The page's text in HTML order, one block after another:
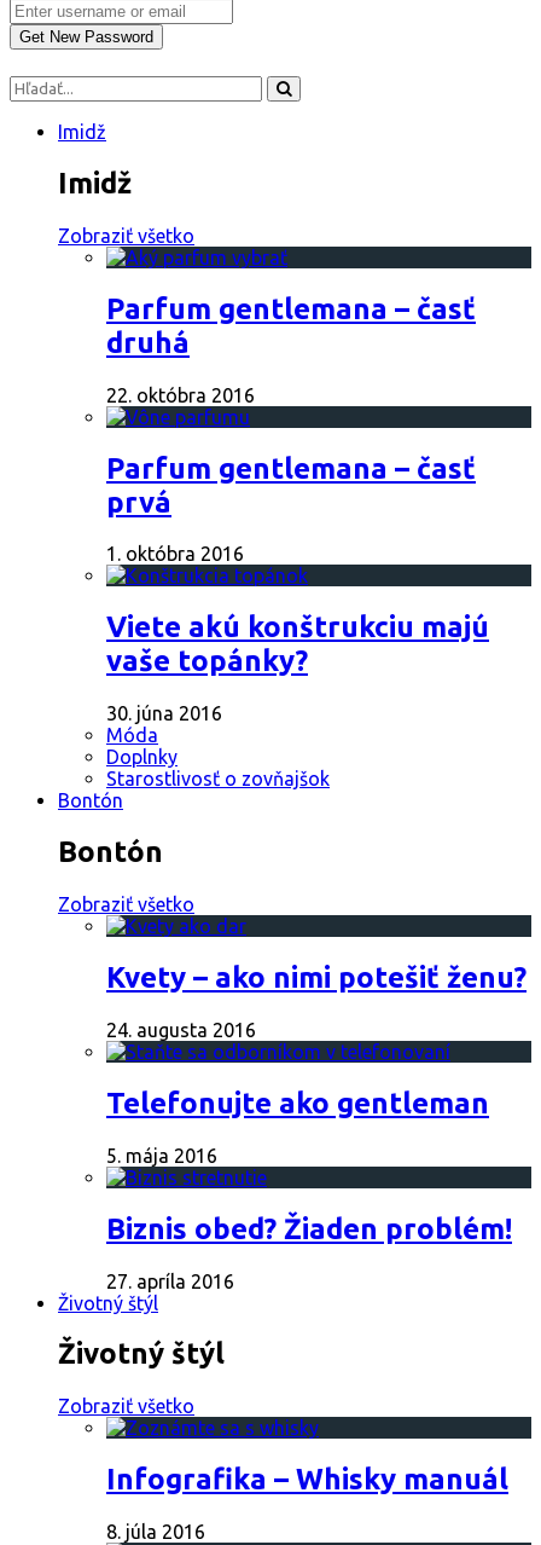
Imidž
Imidž
Zobraziť všetko
Parfum gentlemana – časť
druhá
22. októbra 2016
Parfum gentlemana – časť
prvá
1. októbra 2016
Viete akú konštrukciu majú
vaše topánky?
30. júna 2016
Móda
Doplnky
Starostlivosť o zovňajšok
Bontón
Bontón
Zobraziť všetko
Kvety – ako nimi potešiť ženu?
24. augusta 2016
Telefonujte ako gentleman
5. mája 2016
Biznis obed? Žiaden problém!
27. apríla 2016
Životný štýl
Životný štýl
Zobraziť všetko
Infografika – Whisky manuál
8. júla 2016